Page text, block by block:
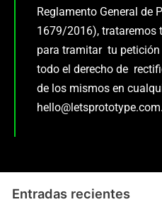
Reglamento General de
1679/2016), trataremos
para tramitar tu
todo el derecho de
de los mismos en
hello@letsprototype.com.
Entradas recientes